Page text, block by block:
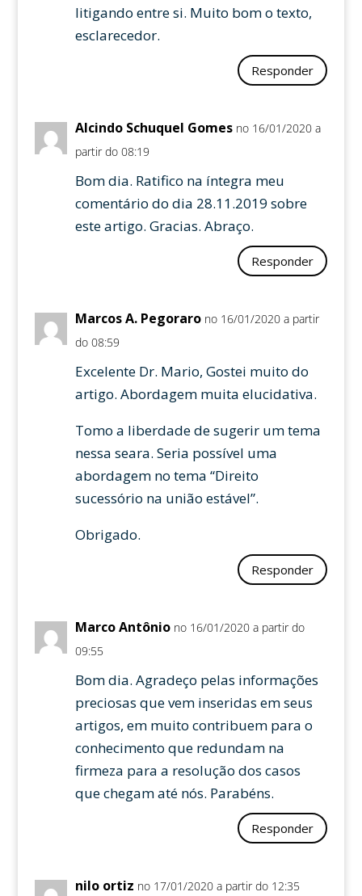
litigando entre si. Muito bom o texto,
esclarecedor.
Responder
Alcindo Schuquel Gomes no 16/01/2020 a
partir do 08:19
Bom dia. Ratifico na íntegra meu
comentário do dia 28.11.2019 sobre
este artigo. Gracias. Abraço.
Responder
Marcos A. Pegoraro no 16/01/2020 a partir
do 08:59
Excelente Dr. Mario, Gostei muito do
artigo. Abordagem muita elucidativa.
Tomo a liberdade de sugerir um tema
nessa seara. Seria possível uma
abordagem no tema “Direito
sucessório na união estável”.
Obrigado.
Responder
Marco Antônio no 16/01/2020 a partir do
09:55
Bom dia. Agradeço pelas informações
preciosas que vem inseridas em seus
artigos, em muito contribuem para o
conhecimento que redundam na
firmeza para a resolução dos casos
que chegam até nós. Parabéns.
Responder
nilo ortiz no 17/01/2020 a partir do 12:35